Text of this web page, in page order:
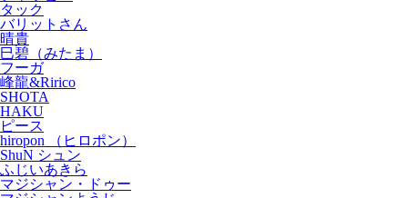
タック
バリットさん
晴貴
巳碧（みたま）
フーガ
峰龍&Ririco
SHOTA
HAKU
ピース
hiropon （ヒロポン）
ShuN シュン
ふじいあきら
マジシャン・ドゥー